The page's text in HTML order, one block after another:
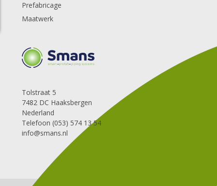
Prefabricage
Maatwerk
Tolstraat 5
7482 DC Haaksbergen
Nederland
Telefoon (053) 574 13 54
info@smans.nl